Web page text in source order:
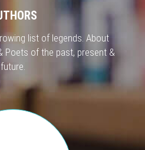
list of legends. About
Poets of the past, present &
future.